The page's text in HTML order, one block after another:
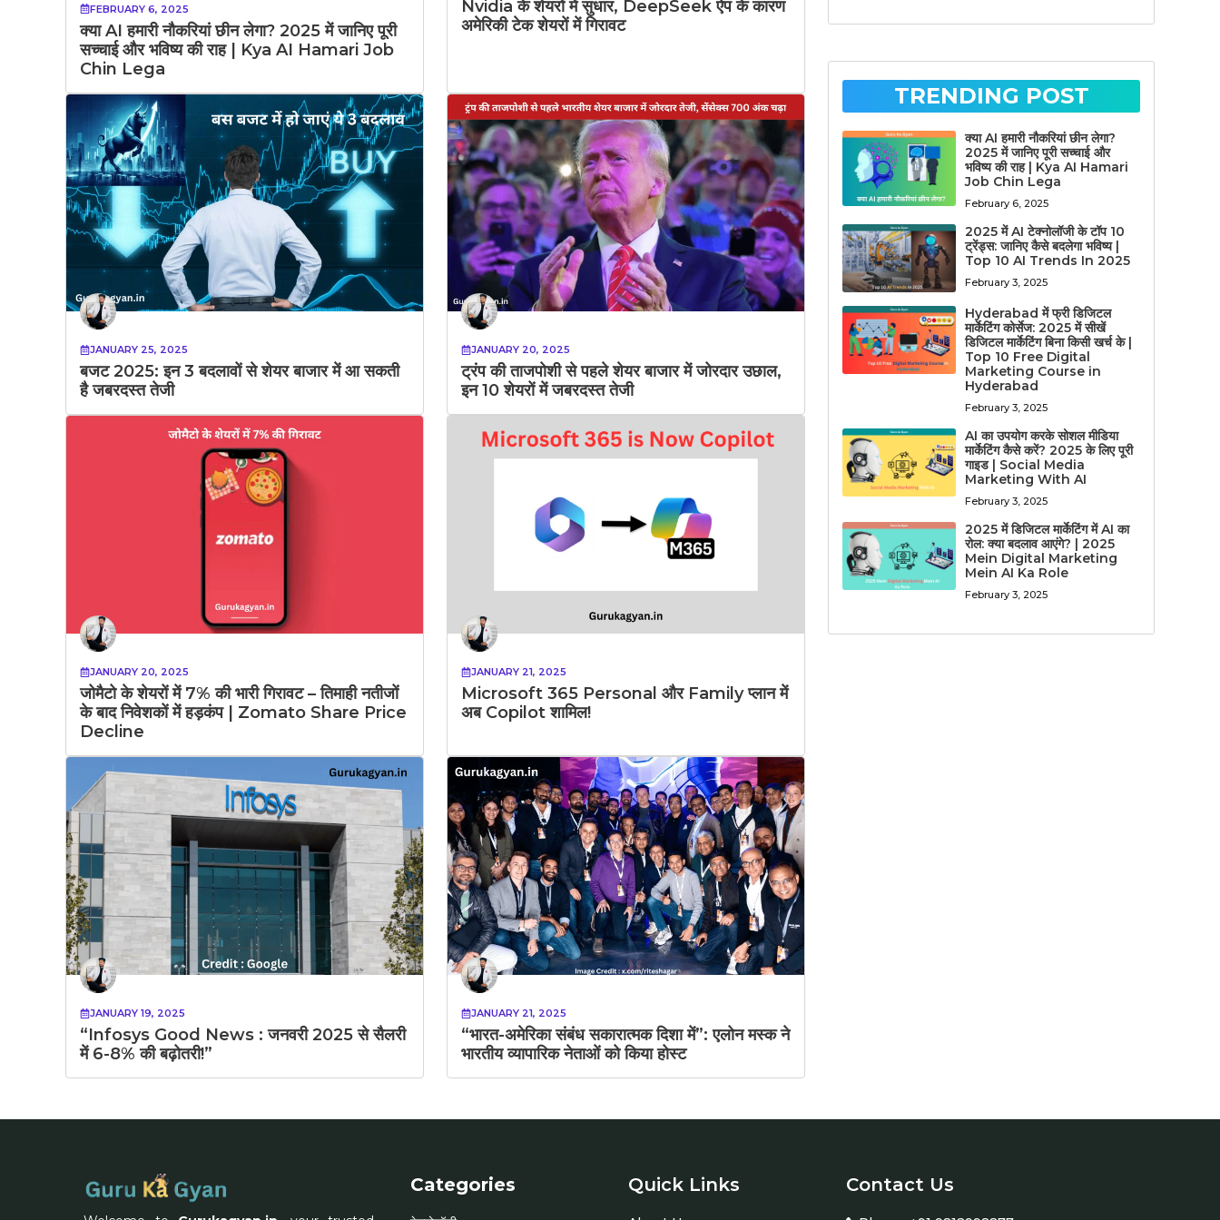
FEBRUARY 6, 2025
क्या AI हमारी नौकरियां छीन लेगा? 2025 में जानिए पूरी
सच्चाई और भविष्य की राह | Kya AI Hamari Job
Chin Lega
Nvidia के शेयरों में सुधार, DeepSeek ऐप के कारण
अमेरिकी टेक शेयरों में गिरावट
JANUARY 25, 2025
बजट 2025: इन 3 बदलावों से शेयर बाजार में आ सकती
है जबरदस्त तेजी
JANUARY 20, 2025
ट्रंप की ताजपोशी से पहले शेयर बाजार में जोरदार उछाल,
इन 10 शेयरों में जबरदस्त तेजी
JANUARY 20, 2025
जोमैटो के शेयरों में 7% की भारी गिरावट – तिमाही नतीजों
के बाद निवेशकों में हड़कंप | Zomato Share Price
Decline
JANUARY 21, 2025
Microsoft 365 Personal और Family प्लान में
अब Copilot शामिल!
JANUARY 19, 2025
“Infosys Good News : जनवरी 2025 से सैलरी
में 6-8% की बढ़ोतरी!”
JANUARY 21, 2025
“भारत-अमेरिका संबंध सकारात्मक दिशा में”: एलोन मस्क ने
भारतीय व्यापारिक नेताओं को किया होस्ट
TRENDING POST
क्या AI हमारी नौकरियां छीन लेगा?
2025 में जानिए पूरी सच्चाई और
भविष्य की राह | Kya AI Hamari
Job Chin Lega
February 6, 2025
2025 में AI टेक्नोलॉजी के टॉप 10
ट्रेंड्स: जानिए कैसे बदलेगा भविष्य |
Top 10 AI Trends In 2025
February 3, 2025
Hyderabad में फ्री डिजिटल
मार्केटिंग कोर्सेज: 2025 में सीखें
डिजिटल मार्केटिंग बिना किसी खर्च के |
Top 10 Free Digital
Marketing Course in
Hyderabad
February 3, 2025
AI का उपयोग करके सोशल मीडिया
मार्केटिंग कैसे करें? 2025 के लिए पूरी
गाइड | Social Media
Marketing With AI
February 3, 2025
2025 में डिजिटल मार्केटिंग में AI का
रोल: क्या बदलाव आएंगे? | 2025
Mein Digital Marketing
Mein AI Ka Role
February 3, 2025
Categories Quick Links Contact Us